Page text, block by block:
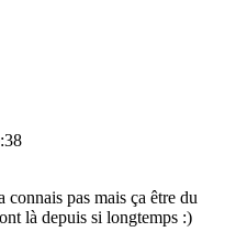
pas mais ça être du
là depuis si longtemps :)